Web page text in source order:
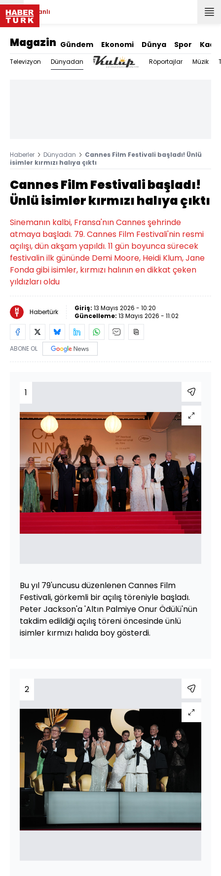
Canlı
Magazin Gündem Ekonomi Dünya Spor
Televizyon Dünyadan Röportajlar Müzik
Haberler Dünyadan
Cannes Film Festivali başladı! Ünlü
isimler kırmızı halıya çıktı
Cannes Film Festivali başladı!
Ünlü isimler kırmızı halıya çıktı
Sinemanın kalbi, Fransa'nın Cannes şehrinde
atmaya başladı. 79. Cannes Film Festivali'nin resmi
açılışı, dün akşam yapıldı. 11 gün boyunca sürecek
festivalin ilk gününde Demi Moore, Heidi Klum, Jane
Fonda gibi isimler, kırmızı halının en dikkat çeken
yıldızları oldu
Habertürk Giriş: 13 Mayıs 2026 - 10:20
Güncelleme: 13 Mayıs 2026 - 11:02
ABONE OL
1
Bu yıl 79'uncusu düzenlenen Cannes Film
Festivali, görkemli bir açılış töreniyle başladı.
Peter Jackson'a 'Altın Palmiye Onur Ödülü'nün
takdim edildiği açılış töreni öncesinde ünlü
isimler kırmızı halıda boy gösterdi.
2